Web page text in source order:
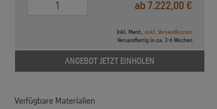
ab 7.222,00 €
Inkl. Mwst., exkl. Versandkosten
Versandfertig in ca. 3-6 Wochen
ANGEBOT JETZT EINHOLEN
Verfügbare Materialien